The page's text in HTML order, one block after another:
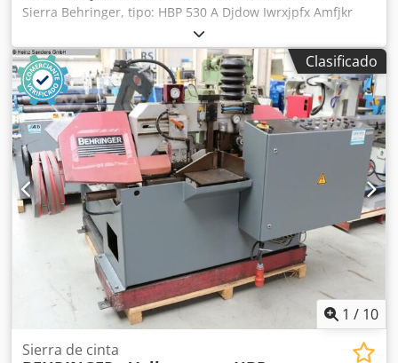
Sierra Behringer, tipo: HBP 530 A Djdow Iwrxjpfx Amfjkr
Clasificado
1 / 10
Sierra de cinta